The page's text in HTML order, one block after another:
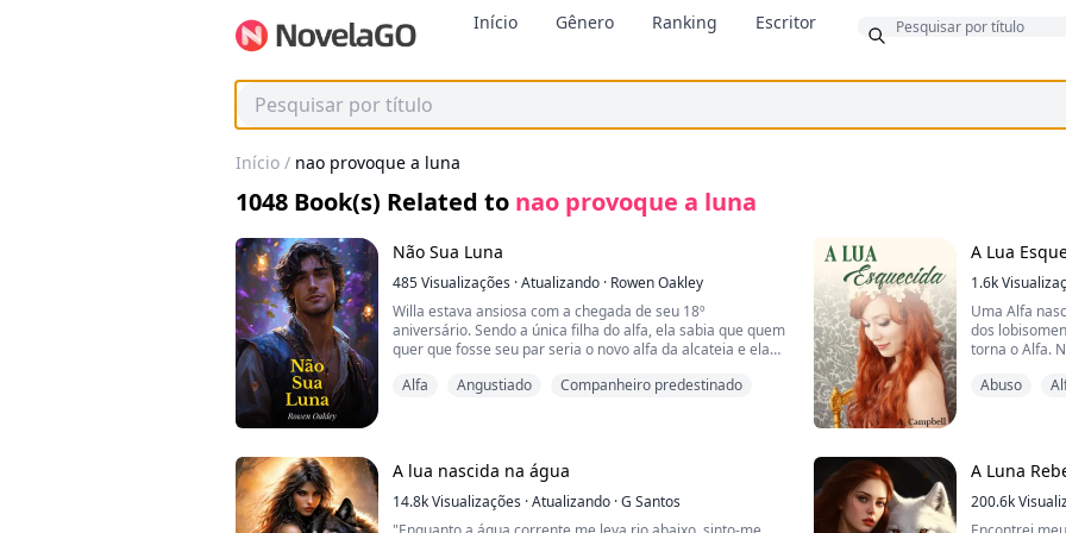
Início Gênero Ranking Escritor
Início / nao provoque a luna
1048 Book(s) Related to nao provoque a luna
Não Sua Luna
485Visualizações ·Atualizando · Rowen Oakley
Willa estava ansiosa com a chegada de seu 18º
aniversário. Sendo a única filha do alfa, ela sabia que quem
quer que fosse seu par seria o novo alfa da alcateia e ela
problema é que Willa sabia que ser a Luna de alguém não
O verdadeiro nome de Willa era Roman. Ele era o único
filho do alfa e sabia que estava destinado a decepcionar
sua alcateia. Sua alcateia não estava pronta para aceitá-lo
Alfa Angustiado Companheiro predestinado
A Lua
1.6k
Uma Alfa
dos
torna o Alfa.
nome e
Alcateia. Ela
vingança
incluindo sua
deixar a Lua
Abuso
A lua nascida na água
14.8kVisualizações ·Atualizando ·G Santos
A Luna
200.6k